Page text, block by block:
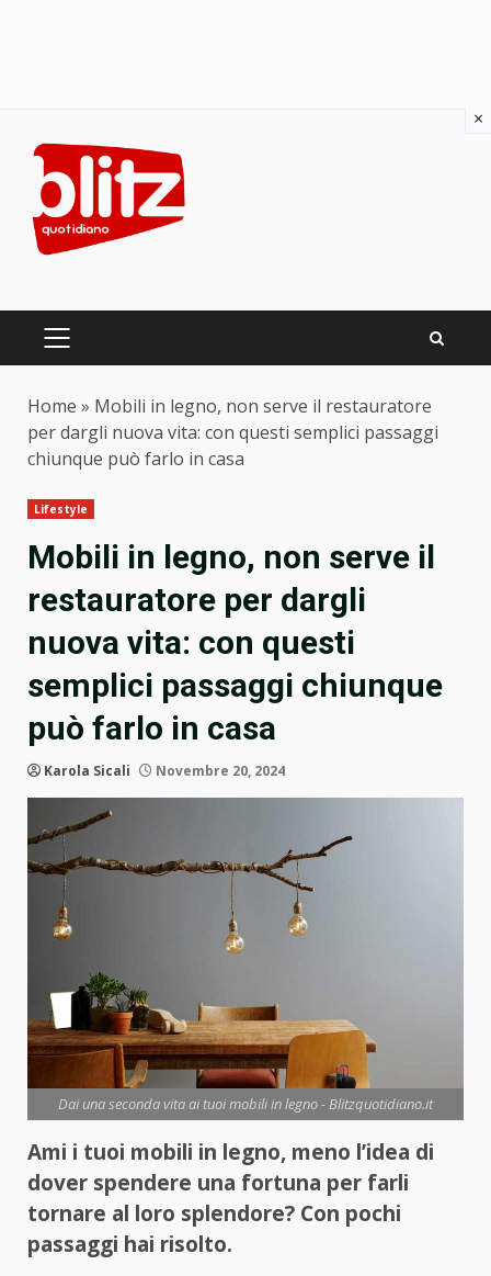
content
PRIMARY
Home » Mobili in legno, non serve il restauratore
per dargli nuova vita: con questi semplici passaggi
chiunque può farlo in casa
Lifestyle
Mobili in legno, non serve il
restauratore per dargli
nuova vita: con questi
semplici passaggi chiunque
può farlo in casa
Karola Sicali Novembre 20, 2024
Dai una seconda vita ai tuoi mobili in legno - Blitzquotidiano.it
Ami i tuoi mobili in legno, meno l’idea di
dover spendere una fortuna per farli
tornare al loro splendore? Con pochi
passaggi hai risolto.
×